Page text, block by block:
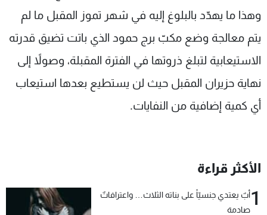
وهذا ما يهدّد بالبلوغ إليه في شهر تموز المقبل ما لم
يتم معالجة وضع مكبّ برج حمود الذي باتت تضيق قدرته
الاستيعابية لتبلغ ذروتها في الفترة المقبلة، وصولاً إلى
نهاية حزيران المقبل حيث لن يستطيع بعدها استيعاب
أي كمية إضافية من النفايات.
الأكثر قراءة
1أبٌ يعتدي جنسيّاً على بناته الثلاث… واعترافاتٌ
صادمة